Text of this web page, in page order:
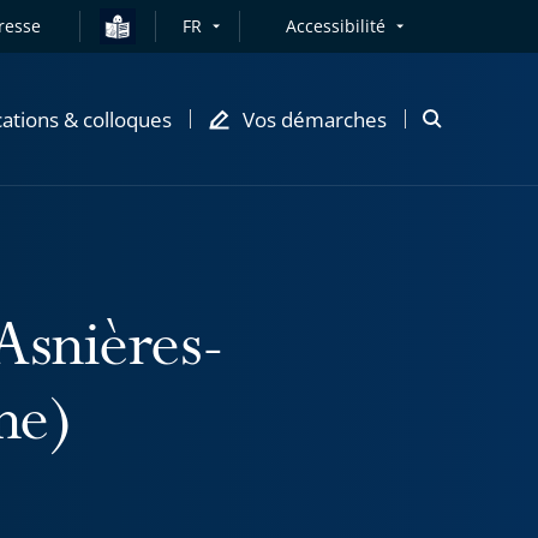
FR Accessibilité
& colloques Vos démarches
Ouvrir